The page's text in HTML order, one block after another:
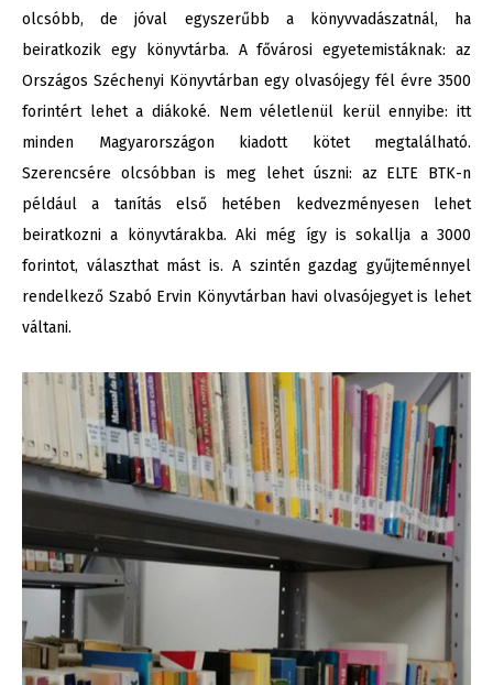
olcsóbb, de jóval egyszerűbb a könyvvadászatnál, ha
beiratkozik egy könyvtárba. A fővárosi egyetemistáknak: az
Országos Széchenyi Könyvtárban egy olvasójegy fél évre 3500
forintért lehet a diákoké. Nem véletlenül kerül ennyibe: itt
minden Magyarországon kiadott kötet megtalálható.
Szerencsére olcsóbban is meg lehet úszni: az ELTE BTK-n
például a tanítás első hetében kedvezményesen lehet
beiratkozni a könyvtárakba. Aki még így is sokallja a 3000
forintot, választhat mást is. A szintén gazdag gyűjteménnyel
rendelkező Szabó Ervin Könyvtárban havi olvasójegyet is lehet
váltani.